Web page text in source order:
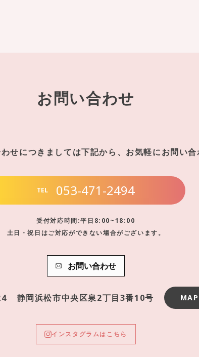
お問い合わせ
せにつきましては下記から、お気軽にお問い合
TEL 053-471-2494
受付対応時間:平日8:00~18:00
土日・祝日はご対応ができない場合がございます。
お問い合わせ
静岡浜松市中央区泉2丁目3番10号 MAP
インスタグラムはこちら